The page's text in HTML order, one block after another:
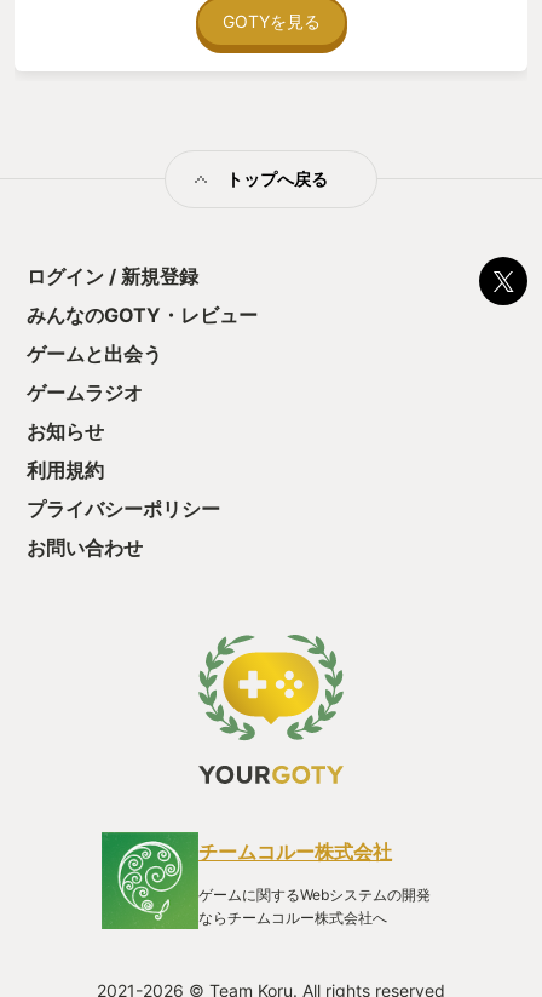
GOTYを見る
トップへ戻る
ログイン / 新規登録
みんなのGOTY・レビュー
ゲームと出会う
ゲームラジオ
お知らせ
利用規約
プライバシーポリシー
お問い合わせ
チームコルー株式会社
ゲームに関するWebシステムの開発
ならチームコルー株式会社へ
2021-2026 © Team Koru. All rights reserved